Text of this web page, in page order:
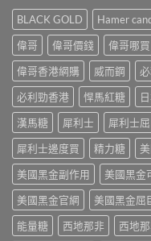
到
聰
明
替
代
方
案
一
次
解
析〉
中
法
＋
預
防
再
發，
完
整
略
一
次
看〉
中
什
麼
危
害：
從
劑
量、
副
用
到
死
線
的
完
拆
改
變
性
功
能
障
礙
治
的
突
破
性
藥
物〉
中
BLACK GOLD Hamer
偉哥
偉哥價錢 偉哥哪買
偉哥香港網購
威而鋼
必利勁香港
悍馬紅糖
漢馬糖
犀利士 犀利士
犀利士邊度買
精力糖
美國黑金副作用
美國黑金
美國黑金官網
美國黑金屈
能量糖
西地那非 西地